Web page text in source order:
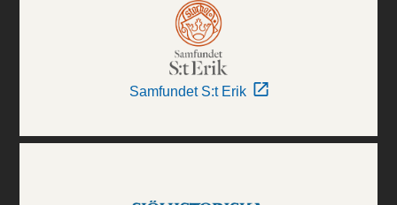
Samfundet S:t Erik